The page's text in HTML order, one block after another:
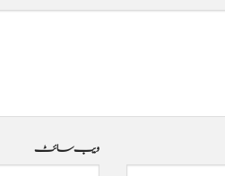
ویب‌ سائٹ